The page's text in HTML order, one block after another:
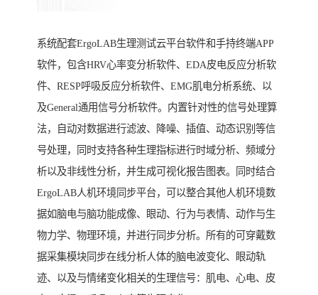
系统配套ErgoLAB生理测试云平台软件和手持终端APP
软件，包含HRV心率变分析软件、EDA皮电反应分析软
件、RESP呼吸反应分析软件、EMG肌电分析系统、以
及General通用信号分析软件。内置针对性的信号处理算
法，自动对数据进行滤波、降噪、插值、动态识别等信
号处理，同时支持各种生理指标进行时域分析、频域分
析以及非线性分析，并生成可视化报告图表。同时结合
ErgoLAB人机环境同步平台，可以整合其他人机环境数
据如脑电与脑功能成像、眼动、行为与表情、动作与生
物力学、物理环境，并进行同步分析。所有的可穿戴数
据采集模块同步在线分析人体的脑电波变化、眼动轨
迹、以及与情绪变化相关的生理信号：肌电、心电、皮